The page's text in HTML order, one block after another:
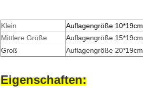
Klein
Auflagengröße 10*19cm
Mittlere Größe
Auflagengröße 15*19cm
Groß
Auflagengröße 20*19cm
Eigenschaften: